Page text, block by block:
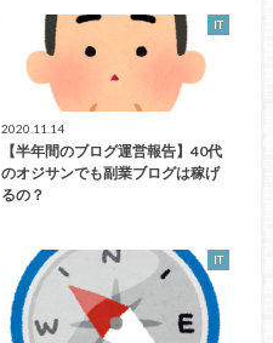
IT
2020.11.14
【半年間のブログ運営報告】40代
のオジサンでも副業ブログは稼げ
るの？
IT